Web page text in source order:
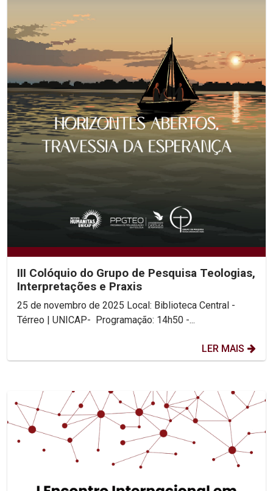
III Colóquio do Grupo de Pesquisa Teologias,
Interpretações e Praxis
25 de novembro de 2025 Local: Biblioteca Central -
Térreo | UNICAP- Programação: 14h50 -...
LER MAIS